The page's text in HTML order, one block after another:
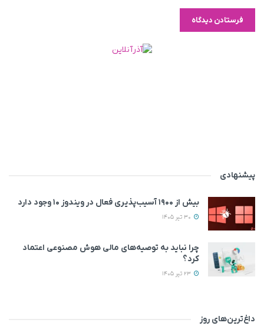
پیشنهادی
بیش از ۱۹۰۰ آسیب‌پذیری فعال در ویندوز ۱۰ وجود دارد
چرا نباید به توصیه‌های مالی هوش مصنوعی اعتماد
کرد؟
داغ‌ترین‌های روز